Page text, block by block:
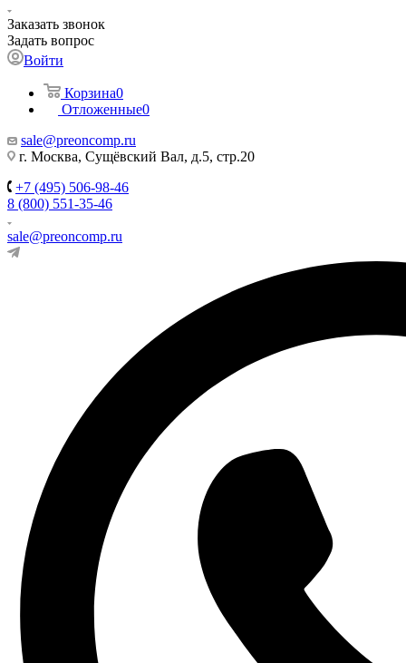
Заказать звонок
Задать вопрос
Войти
Корзина0
Отложенные0
sale@preoncomp.ru
г. Москва, Сущёвский Вал, д.5, стр.20
+7 (495) 506-98-46
8 (800) 551-35-46
sale@preoncomp.ru